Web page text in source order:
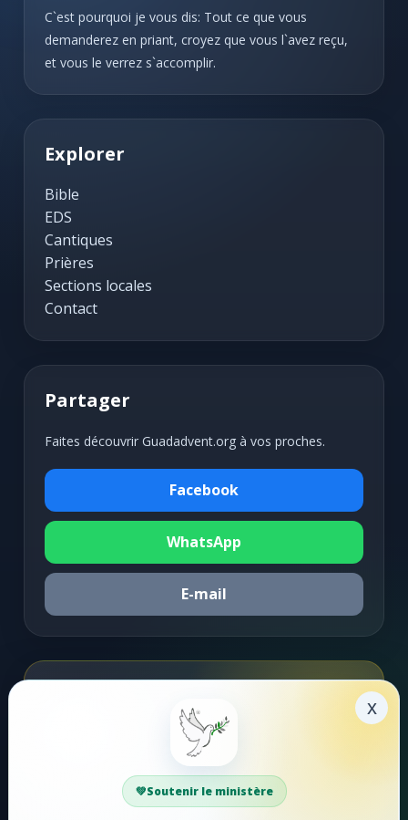
C`est pourquoi je vous dis: Tout ce que vous
demanderez en priant, croyez que vous l`avez reçu,
et vous le verrez s`accomplir.
Explorer
Bible
EDS
Cantiques
Prières
Sections locales
Contact
Partager
Faites découvrir Guadadvent.org à vos proches.
Facebook
WhatsApp
E-mail
Votre soutien aide Guadadvent.org à continuer sa
mission de foi, d'encouragement et d'édification.
x
Soutenir le ministère